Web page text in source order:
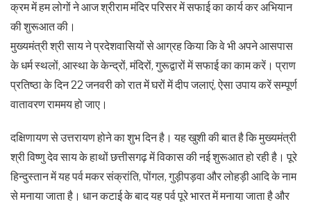
क्रम में हम लोगों ने आज श्रीराम मंदिर परिसर में सफाई का कार्य कर अभियान
की शुरूआत की।
मुख्यमंत्री श्री साय ने प्रदेशवासियों से आग्रह किया कि वे भी अपने आसपास
के धर्म स्थलों, आस्था के केन्द्रों, मंदिरों, गुरूद्वारों में सफाई का काम करें। प्राण
प्रतिष्ठा के दिन 22 जनवरी को रात में घरों में दीप जलाएं, ऐसा उपाय करें सम्पूर्ण
वातावरण राममय हो जाए।
दक्षिणायण से उत्तरायण होने का शुभ दिन है। यह खुशी की बात है कि मुख्यमंत्री
श्री विष्णु देव साय के हाथों छत्तीसगढ़ में विकास की नई शुरूआत हो रही है। पूरे
हिन्दुस्तान में यह पर्व मकर संक्रांति, पोंगल, गुड़ीपड़वा और लोहड़ी आदि के नाम
से मनाया जाता है। धान कटाई के बाद यह पर्व पूरे भारत में मनाया जाता है और